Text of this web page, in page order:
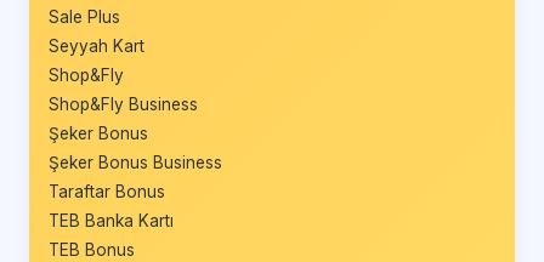
Sale Plus
Seyyah Kart
Shop&Fly
Shop&Fly Business
Şeker Bonus
Şeker Bonus Business
Taraftar Bonus
TEB Banka Kartı
TEB Bonus